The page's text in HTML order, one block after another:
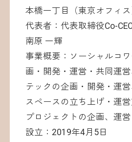
本橋一丁目（東京オフィス
代表者：代表取締役Co-
南原 一輝
事業概要：ソーシャルコ
画・開発・運営・共同運
テックの企画・開発・運
スペースの立ち上げ・運
プロジェクトの企画、運営
設立：2019年4月5日